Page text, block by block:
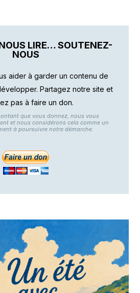
LIRE… SOUTENEZ-
NOUS
aider à garder un contenu de
Partagez notre site et
pas à faire un don.
que vous donnez, nous vous
et nous considérons cela comme un
à poursuivre notre démarche.